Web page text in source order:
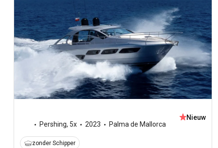
Pershing, 5x 2023 Palma de Mallorca
Nieuw
zonder Schipper